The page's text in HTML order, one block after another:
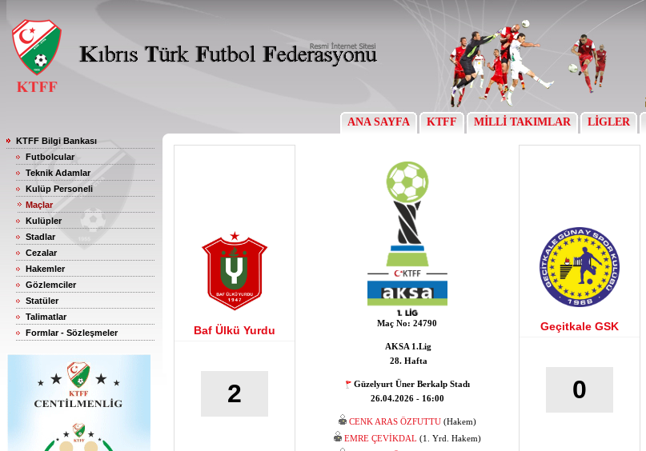
ANA SAYFA KTFF MİLLİ TAKIMLAR LİGLER
KTFF Bilgi Bankası
Futbolcular
Teknik Adamlar
Kulüp Personeli
Maçlar
Kulüpler
Stadlar
Cezalar
Hakemler
Gözlemciler
Statüler
Talimatlar
Formlar - Sözleşmeler
Baf Ülkü Yurdu
2
Maç No: 24790
AKSA 1.Lig
28. Hafta
Güzelyurt Üner Berkalp Stadı
26.04.2026 - 16:00
CENK ARAS ÖZFUTTU(Hakem)
EMRE ÇEVİKDAL (1. Yrd. Hakem)
Geçitkale GSK
0